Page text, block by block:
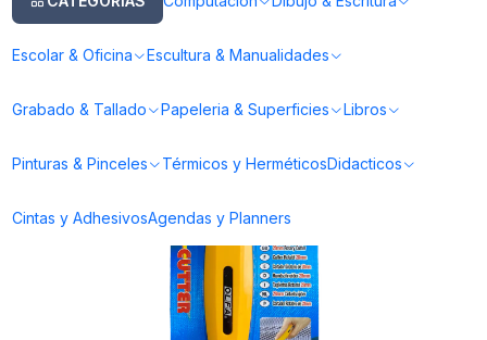
Escolar & Oficina Escultura & Manualidades
Grabado & Tallado Papeleria & Superficies Libros
Pinturas & Pinceles Térmicos y HerméticosDidacticos
Cintas y AdhesivosAgendas y Planners